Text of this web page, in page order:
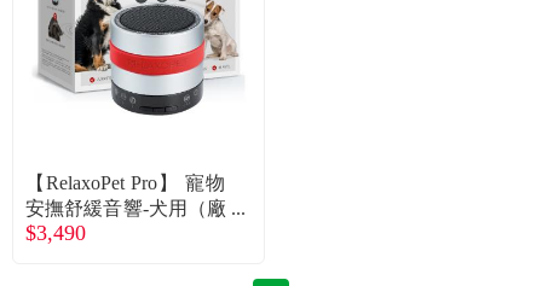
【RelaxoPet Pro】 寵物
安撫舒緩音響-犬用（廠
商直送）
$3,490